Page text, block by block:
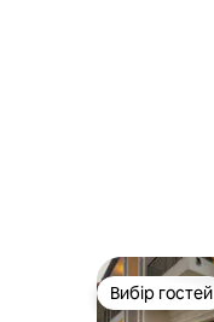
Вибір гостей
Вибір гостей